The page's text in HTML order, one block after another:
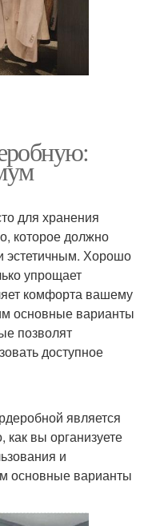
для хранения
которое должно
эстетичным. Хорошо
упрощает
комфорта вашему
основные варианты
позволят
доступное
является
как вы организуете
и
основные варианты